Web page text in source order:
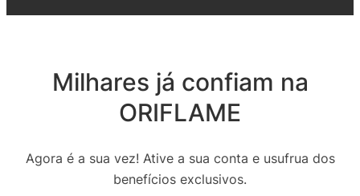
Milhares já confiam na
ORIFLAME
Agora é a sua vez! Ative a sua conta e usufrua dos
benefícios exclusivos.